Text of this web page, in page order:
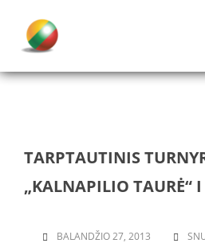
TARPTAUTINIS
„KALNAPILIO TAURĖ“ I
BALANDŽIO 27, 2013